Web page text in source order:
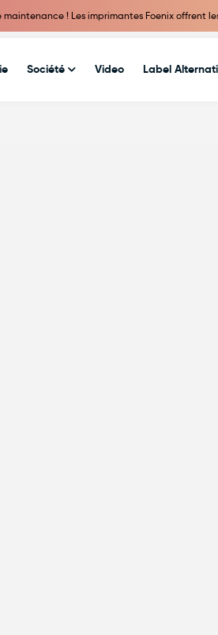
! Les imprimantes Foenix offrent
Société Video Label